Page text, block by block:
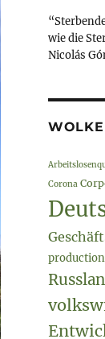
wie die
Nicolás
WOLKE
Corona
production